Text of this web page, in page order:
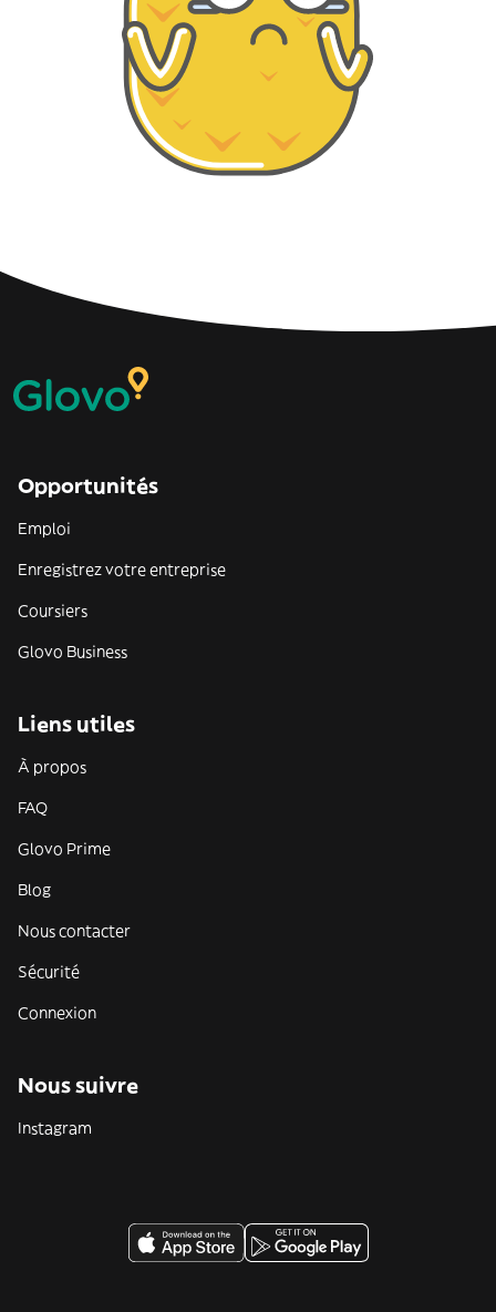
Opportunités
Emploi
Enregistrez votre entreprise
Coursiers
Glovo Business
Liens utiles
À propos
FAQ
Glovo Prime
Blog
Nous contacter
Sécurité
Connexion
Nous suivre
Instagram